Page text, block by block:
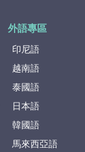
外語專區
印尼語
越南語
泰國語
日本語
韓國語
馬來西亞語